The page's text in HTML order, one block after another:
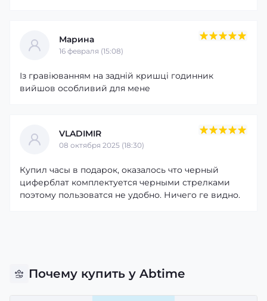
Марина
16 февраля (15:08)
Із гравіюванням на задній кришці годинник
вийшов особливий для мене
VLADIMIR
08 октября 2025 (18:30)
Купил часы в подарок, оказалось что черный
циферблат комплектуется черными стрелками
поэтому пользоватся не удобно. Ничего ге видно.
Почему купить у Abtime